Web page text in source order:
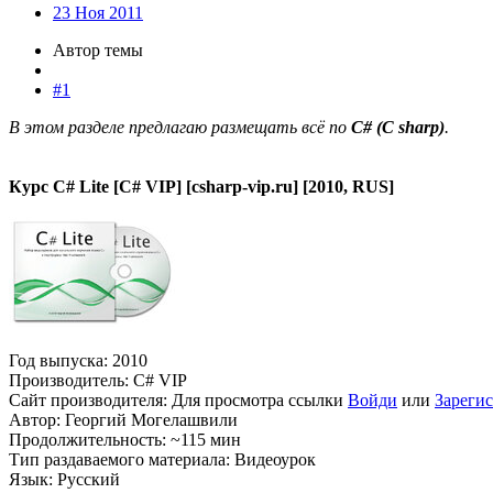
23 Ноя 2011
Автор темы
#1
В этом разделе предлагаю размещать всё по C# (C sharp).
Курс C# Lite [C# VIP] [csharp-vip.ru] [2010, RUS]
Год выпуска: 2010
Производитель: C# VIP
Сайт производителя: Для просмотра ссылки Войди или
Автор: Георгий Могелашвили
Продолжительность: ~115 мин
Тип раздаваемого материала: Видеоурок
Язык: Русский